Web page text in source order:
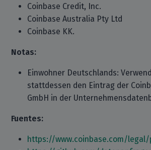
Coinbase Credit, Inc.
Coinbase Australia Pty Ltd
Coinbase KK.
Notas:
Einwohner Deutschlands:
stattdessen den Eintrag der
GmbH in der
Fuentes:
https://www.coinbase.com/legal/